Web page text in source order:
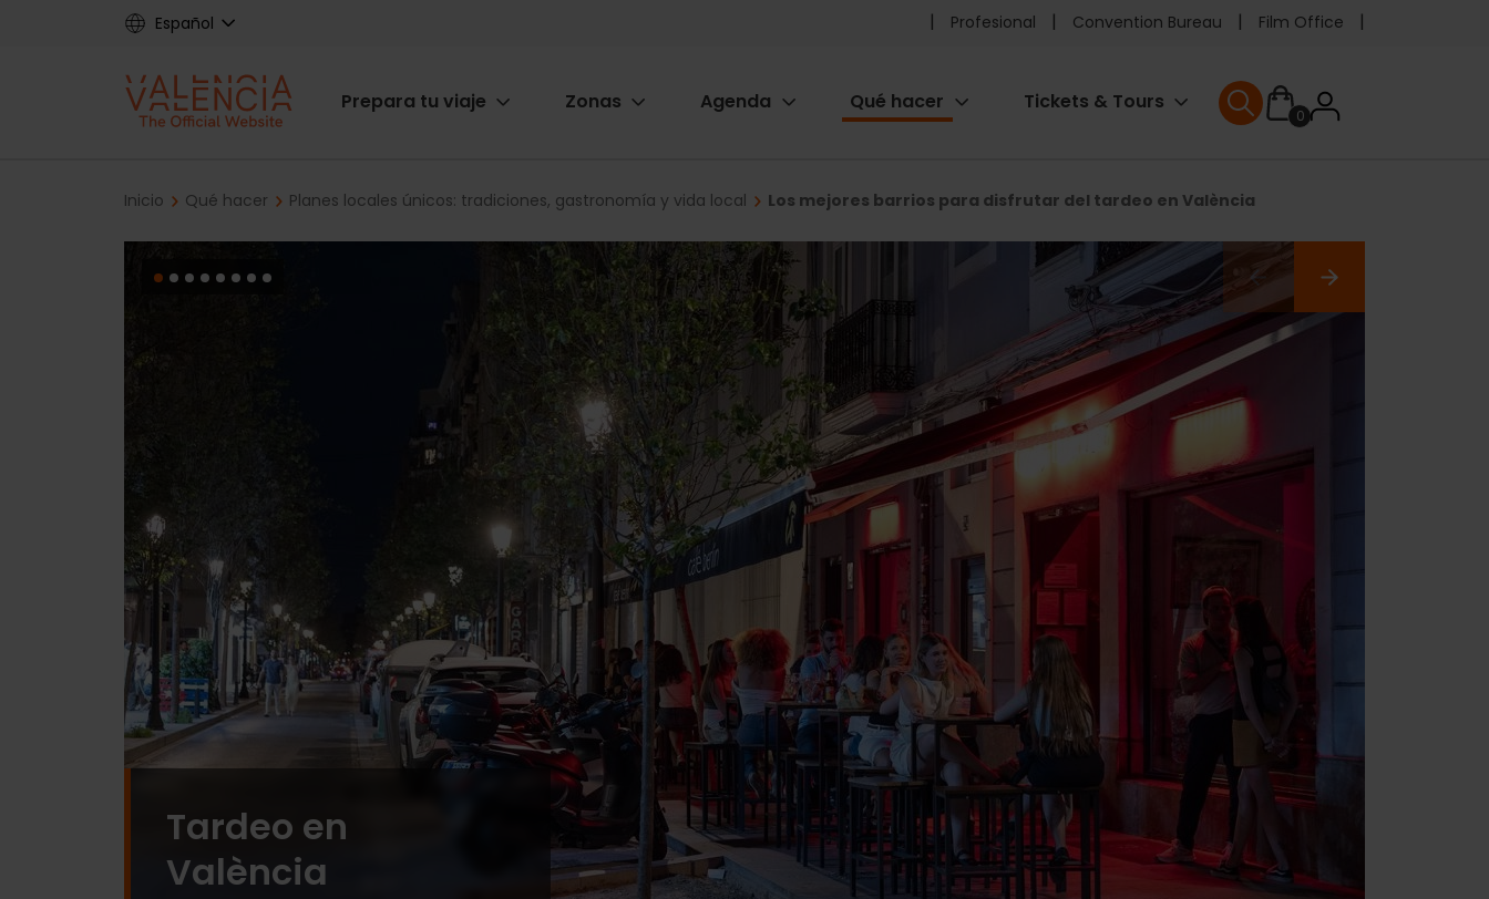
Español
Pre
header
menu
Profesional Convention Bureau Film Office
Main
Prepara tu viaje Zonas Agenda Qué hacer Tickets & Tours
0User
User menu
Breadcrumb
Inicio Qué hacer Planes locales únicos: tradiciones, gastronomía y vida local Los mejores barrios para disfrutar del tardeo en València
Tardeo en
València